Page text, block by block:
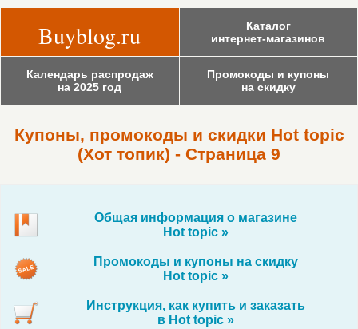
Buyblog.ru
Каталог
интернет-магазинов
Календарь распродаж
на 2025 год
Промокоды и купоны
на скидку
Купоны, промокоды и скидки Hot topic
(Хот топик) - Страница 9
Общая информация о магазине
Hot topic »
Промокоды и купоны на скидку
Hot topic »
Инструкция, как купить и заказать
в Hot topic »